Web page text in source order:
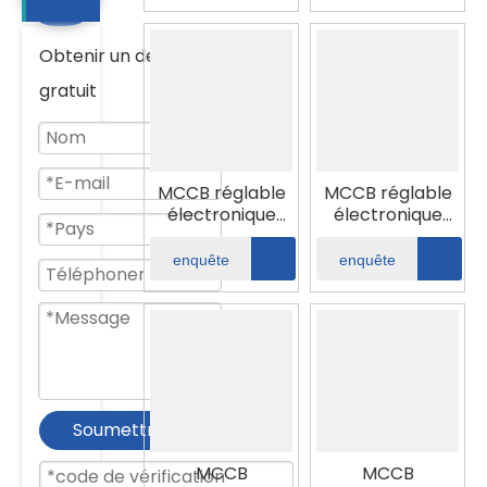
Obtenir un devis
gratuit
Soumettre maintenant
MCCB réglable
électronique
160A 0,4-1,0
pouces
enquête
MCCB réglable
électronique
160A 0,4-1,0
pouces
enquête
MCCB
MCCB